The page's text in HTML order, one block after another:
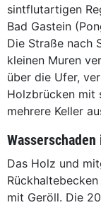
sintflutartigen
Bad Gastein
Die Straße nach
kleinen Muren
über die Ufer,
Holzbrücken mit
mehrere Keller
Das Holz und
mit Geröll. Die